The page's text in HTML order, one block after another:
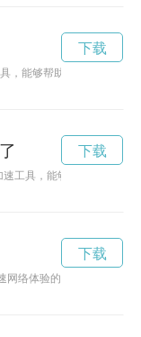
，能够帮助用户提升网络
下载
工具，能够帮助用户畅
下载
网络体验的软件，能够消
下载